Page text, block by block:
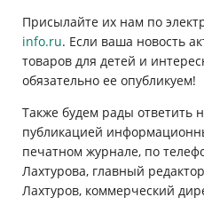
Присылайте их нам по
info.ru. Если ваша новость
товаров для детей и
обязательно ее опубликуем!
Также будем рады ответить
публикацией
печатном журнале, по
Лахтурова, главный
Лахтуров, коммерческий